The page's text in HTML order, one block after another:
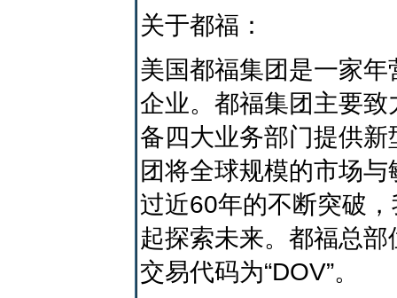
关于都福：
美国都福集团是一家
企业。都福集团主要
备四大业务部门提供
团将全球规模的市场
过近60年的不断突破
起探索未来。都福总
交易代码为“DOV”。